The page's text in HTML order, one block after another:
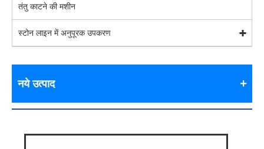
तंतु काटने की मशीन
स्टोन लाइन में अनुपूरक उपकरण
नये उत्पाद